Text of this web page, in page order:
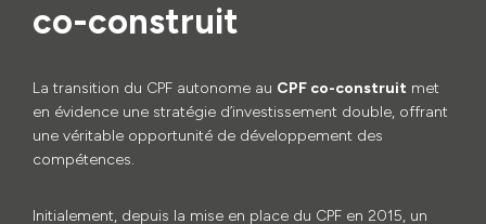
co-construit
La transition du CPF autonome au CPF co-construit met
en évidence une stratégie d’investissement double, offrant
une véritable opportunité de développement des
compétences.
Initialement, depuis la mise en place du CPF en 2015, un